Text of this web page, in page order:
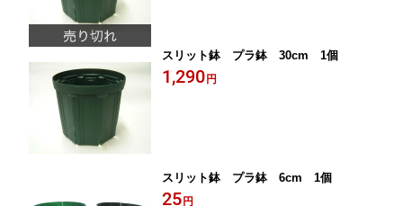
スリット鉢 プラ鉢 30cm 1個
1,290 円
スリット鉢 プラ鉢 6cm 1個
25 円